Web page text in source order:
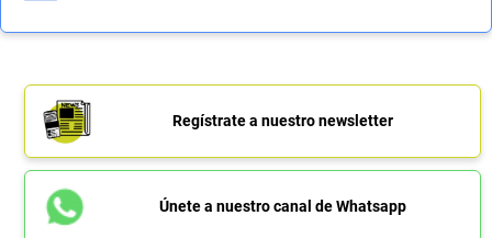
Regístrate a nuestro newsletter
Únete a nuestro canal de Whatsapp